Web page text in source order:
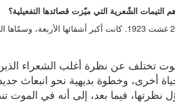
الشّعرية التي ميّزت قصائدها التفعيلية؟
… صرخت نازك لأول مرة يوم 23 غشت 1923. كانت أكبر
تختلف عن نظرة أغلب الشعراء الذين
أخرى، وخطوة بديهية نحو انبعاث
نظرتها، فيما بعد، إلى أنه في